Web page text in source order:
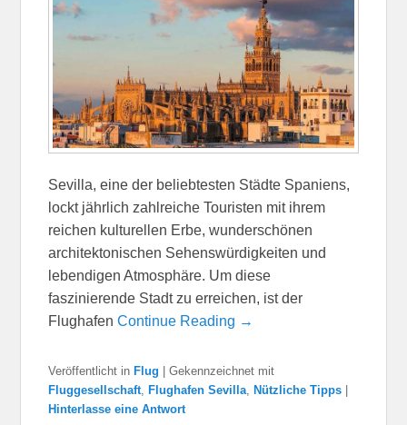
Sevilla, eine der beliebtesten Städte Spaniens,
lockt jährlich zahlreiche Touristen mit ihrem
reichen kulturellen Erbe, wunderschönen
architektonischen Sehenswürdigkeiten und
lebendigen Atmosphäre. Um diese
faszinierende Stadt zu erreichen, ist der
FlughafenContinue Reading →
Veröffentlicht in Flug |Gekennzeichnet mit
Fluggesellschaft ,Flughafen Sevilla ,Nützliche Tipps |
Hinterlasse eine Antwort